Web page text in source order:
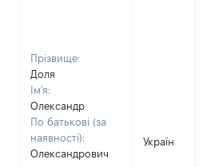
Прізвище:
Доля
Ім'я:
Олександр
По батькові (за
наявності):
Олександрович
Україна